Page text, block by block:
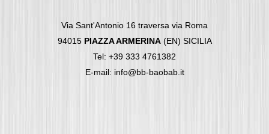
Via Sant'Antonio 16 traversa via Roma
94015 PIAZZA ARMERINA(EN) SICILIA
Tel: +39 333 4761382
E-mail: info@bb-baobab.it